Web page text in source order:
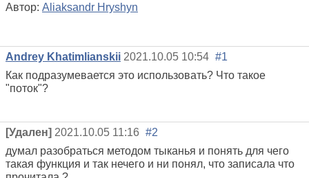
Автор: Aliaksandr Hryshyn
Andrey Khatimlianskii 2021.10.05 10:54 #1
Как подразумевается это использовать? Что такое
"поток"?
[Удален] 2021.10.05 11:16 #2
думал разобраться методом тыканья и понять для чего
такая функция и так нечего и ни понял, что записала что